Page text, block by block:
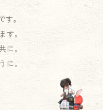
。
す。
に。
に。